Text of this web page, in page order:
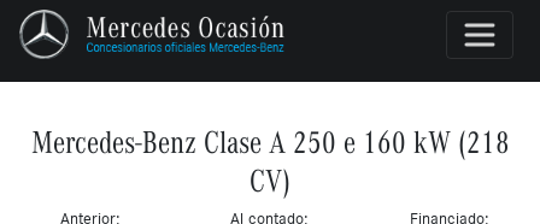
Mercedes-Benz Clase A 250 e 160 kW (218
CV)
Anterior: Al contado: Financiado: